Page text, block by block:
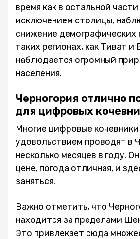
время как в остальной
исключением столицы,
снижение демографических
таких регионах, как Тиват и
наблюдается огромный
населения.
Черногория отлично
для цифровых
Многие цифровые кочевники
удовольствием проводят в
несколько месяцев в году.
цене, погода отличная, и
заняться.
Важно отметить, что
находится за пределами
Это привлекает сюда